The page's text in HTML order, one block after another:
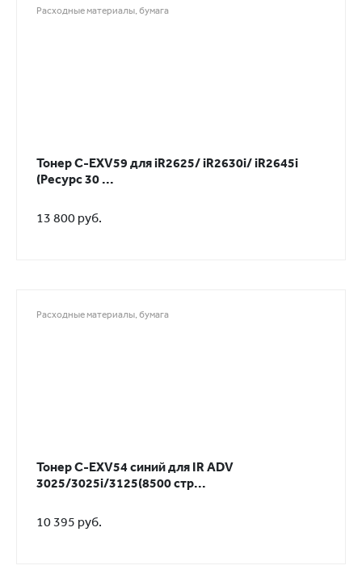
Расходные материалы, бумага
Тонер C-EXV59 для iR2625/ iR2630i/ iR2645i
(Ресурс 30 ...
13 800 руб.
Расходные материалы, бумага
Тонер C-EXV54 синий для IR ADV
3025/3025i/3125(8500 стр...
10 395 руб.